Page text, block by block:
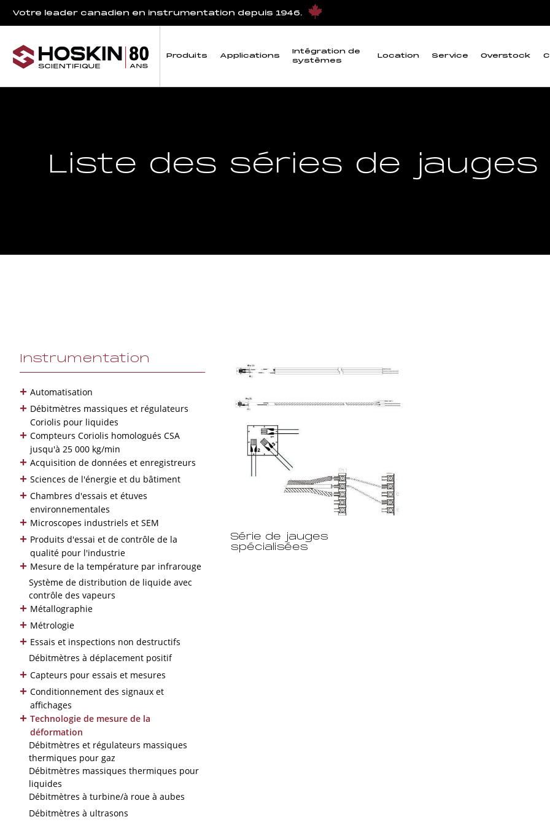
Votre leader canadien en instrumentation depuis 1946.
Produits Applications
Intégration de
systèmes
Location Service Overstock
Liste des séries de jauges
Instrumentation
+ Automatisation
+ Débitmètres massiques et régulateurs
Coriolis pour liquides
+ Compteurs Coriolis homologués CSA
jusqu'à 25 000 kg/min
+ Acquisition de données et enregistreurs
+ Sciences de l'énergie et du bâtiment
+ Chambres d'essais et étuves
environnementales
+ Microscopes industriels et SEM
+ Produits d'essai et de contrôle de la
qualité pour l'industrie
+ Mesure de la température par infrarouge
Système de distribution de liquide avec
contrôle des vapeurs
+ Métallographie
+ Métrologie
+ Essais et inspections non destructifs
Débitmètres à déplacement positif
+ Capteurs pour essais et mesures
+ Conditionnement des signaux et
affichages
+ Technologie de mesure de la
déformation
Débitmètres et régulateurs massiques
thermiques pour gaz
Débitmètres massiques thermiques pour
liquides
Débitmètres à turbine/à roue à aubes
Débitmètres à ultrasons
Série de jauges
spécialisées